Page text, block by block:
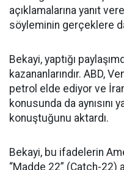
açıklamalarına yanıt
söyleminin gerçeklere
Bekayi, yaptığı
kazananlarındır. ABD,
petrol elde ediyor ve
konusunda da aynısını
konuştuğunu aktardı.
Bekayi, bu ifadelerin
“Madde 22” (Catch-22)